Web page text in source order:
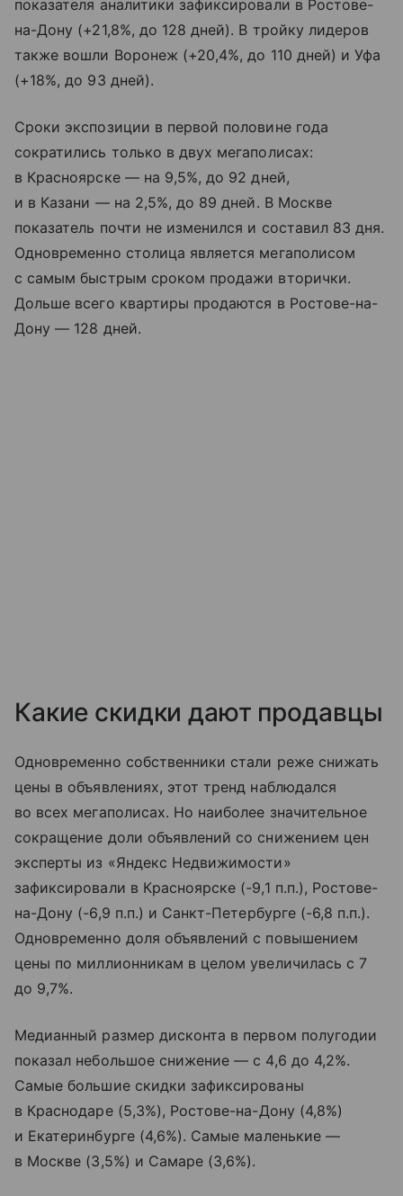
показателя аналитики зафиксировали в Ростове-
на-Дону (+21,8%, до 128 дней). В тройку лидеров
также вошли Воронеж (+20,4%, до 110 дней) и Уфа
(+18%, до 93 дней).
Сроки экспозиции в первой половине года
сократились только в двух мегаполисах:
в Красноярске — на 9,5%, до 92 дней,
и в Казани — на 2,5%, до 89 дней. В Москве
показатель почти не изменился и составил 83 дня.
Одновременно столица является мегаполисом
с самым быстрым сроком продажи вторички.
Дольше всего квартиры продаются в Ростове-на-
Дону — 128 дней.
Какие скидки дают продавцы
Одновременно собственники стали реже снижать
цены в объявлениях, этот тренд наблюдался
во всех мегаполисах. Но наиболее значительное
сокращение доли объявлений со снижением цен
эксперты из «Яндекс Недвижимости»
зафиксировали в Красноярске (-9,1 п.п.), Ростове-
на-Дону (-6,9 п.п.) и Санкт-Петербурге (-6,8 п.п.).
Одновременно доля объявлений с повышением
цены по миллионникам в целом увеличилась с 7
до 9,7%.
Медианный размер дисконта в первом полугодии
показал небольшое снижение — с 4,6 до 4,2%.
Самые большие скидки зафиксированы
в Краснодаре (5,3%), Ростове-на-Дону (4,8%)
и Екатеринбурге (4,6%). Самые маленькие —
в Москве (3,5%) и Самаре (3,6%).